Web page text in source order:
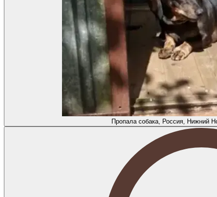
Пропала собака, Россия, Нижний